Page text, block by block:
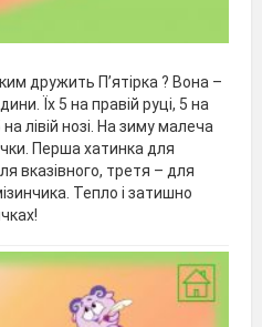
дружить П’ятірка ? Вона –
Їх 5 на правій руці, 5 на
на лівій нозі. На зиму малеча
Перша хатинка для
вказівного, третя – для
Тепло і затишно